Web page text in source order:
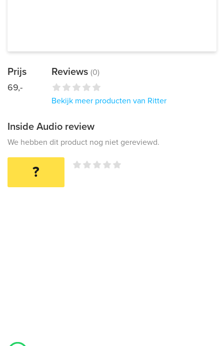
Prijs
69,-
Reviews (0)
Bekijk meer producten van Ritter
Inside Audio review
We hebben dit product nog niet gereviewd.
?